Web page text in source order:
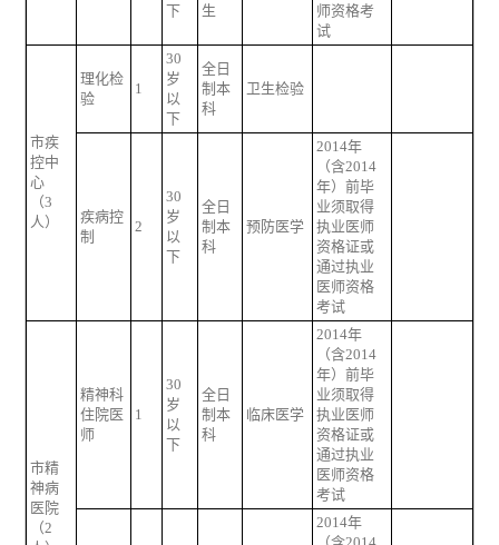
下
生
师资格考
试
市疾
控中
心
（3
人）
理化检
验
1
30
岁
以
下
全日
制本
科
卫生检验
疾病控
制
2
30
岁
以
下
全日
制本
科
预防医学
2014年
（含2014
年）前毕
业须取得
执业医师
资格证或
通过执业
医师资格
考试
市精
神病
医院
（2
精神科
住院医
师
1
30
岁
以
下
全日
制本
科
临床医学
2014年
（含2014
年）前毕
业须取得
执业医师
资格证或
通过执业
医师资格
考试
2014年